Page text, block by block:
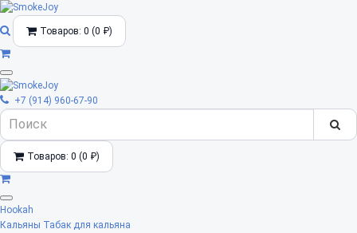
Товаров: 0 (0 ₽)
+7 (914) 960-67-90
Товаров: 0 (0 ₽)
Hookah
Кальяны Табак для кальяна